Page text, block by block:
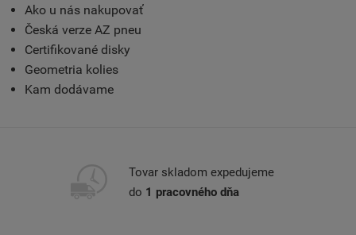
Ako u nás nakupovať
Česká verze AZ pneu
Certifikované disky
Geometria kolies
Kam dodávame
Tovar skladom expedujeme
do 1 pracovného dňa